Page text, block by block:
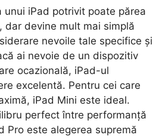
unui iPad potrivit poate părea
dar devine mult mai simplă
nevoile tale specifice și
ai nevoie de un dispozitiv
ocazională, iPad-ul
excelentă. Pentru cei care
iPad Mini este ideal.
perfect între performanță
Pro este alegerea supremă